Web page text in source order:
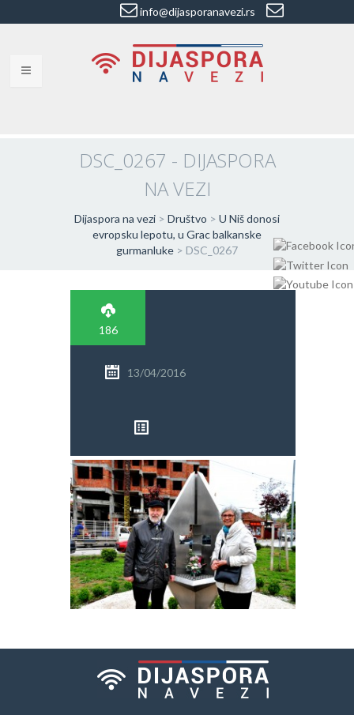
info@dijasporanavezi.rs
8528011
BLOG
O NAMA
KORISNE ADRESE
IMPRESUM
DSC_0267 - DIJASPORA
NA VEZI
Dijaspora na vezi > Društvo > U Niš donosi
evropsku lepotu, u Grac balkanske
gurmanluke > DSC_0267
186
13/04/2016